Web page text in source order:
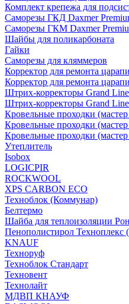
Комплект крепежа для
Саморезы ГКД Daxmer
Саморезы ГКМ Daxmer
Шайбы для поликарбоната
Гайки
Саморезы для кляммеров
Корректор для ремонта
Корректор для ремонта
Штрих-корректоры Grand Line
Штрих-корректоры Grand
Кровельные проходки
Кровельные проходки
Кровельные проходки
Утеплитель
Isobox
LOGICPIR
ROCKWOOL
XPS CARBON ECO
Техноблок (Коммунар)
Белтермо
Шайба для теплоизоляции
Пенополистирол Техноплекс
KNАUF
Технoруф
Техноблок Стандарт
Техновент
Технолайт
МДВП КНАУФ